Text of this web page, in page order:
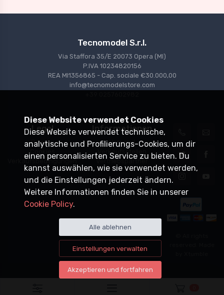
Tecnomodel S.r.l.
Via Staffora 35/E 20073 Opera (MI)
P.IVA 10234820156
REA MI1356865 - Cap. sociale €30.000,00
info@tecnomodelstore.com
Legal
Privacy
Cookies
Verkaufsbedingungen
Informationen
Versand
Verkaufsstellen
Vertriebspartner
Diese Website verwendet Cookies
Diese Website verwendet technische,
analytische und Profilierungs-Cookies, um dir
einen personalisierten Service zu bieten. Du
kannst auswählen, wie sie verwendet werden,
und die Einstellungen jederzeit ändern.
Weitere Informationen finden Sie in unserer
Cookie Policy.
Alle ablehnen
Einstellungen verwalten
Akzeptieren und fortfahren